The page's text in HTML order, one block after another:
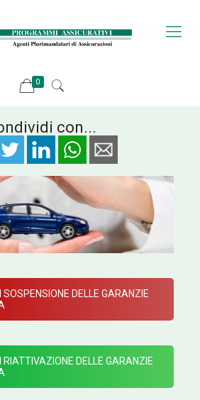
0
con...
SOSPENSIONE DELLE GARANZIE
RIATTIVAZIONE DELLE GARANZIE